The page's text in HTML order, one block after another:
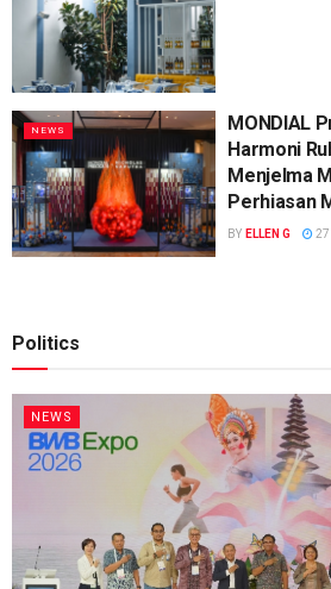
NEWS
MONDIAL
Harmoni
Menjelma
Perhiasan
BY ELLEN G 27
Politics
NEWS